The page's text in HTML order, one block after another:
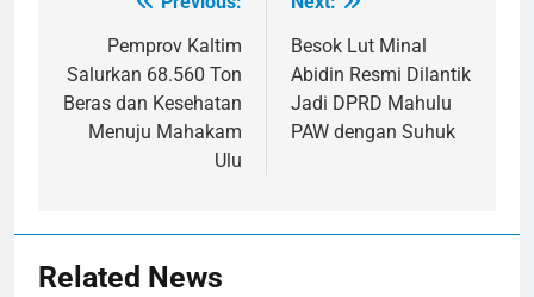
Navigasi
Pemprov Kaltim
Salurkan 68.560 Ton
Beras dan Kesehatan
Menuju Mahakam
Ulu
Besok Lut Minal
Abidin Resmi Dilantik
Jadi DPRD Mahulu
PAW dengan Suhuk
Related News